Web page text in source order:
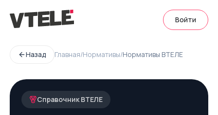
Войти
Назад Главная/Нормативы/Нормативы ВТЕЛЕ
Справочник ВТЕЛЕ